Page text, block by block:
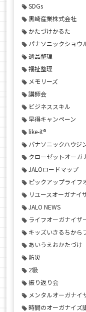
SDGs
黒崎産業株式会社
かたづけかるた
パナソニックショウ
遺品整理
福祉整理
メモリーズ
講師会
ビジネススキル
早得キャンペーン
like-it®
パナソニックハウジ
クローゼットオーガ
JALOロードマップ
ピックアップライフ
リユースオーガナイ
JALO NEWS
ライフオーガナイザ
キッズいきるちから
あいうえおかたづけ
防災
2級
振り返り会
メンタルオーガナイ
時間のオーガナイズ